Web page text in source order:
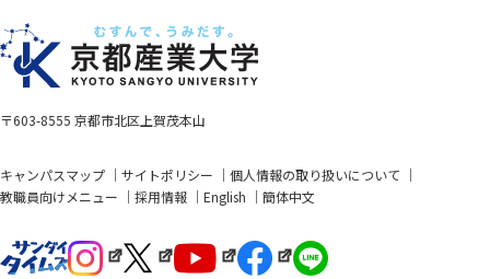
〒603-8555 京都市北区上賀茂本山
キャンパスマップ サイトポリシー
個人情報の取り扱いについて
教職員向けメニュー
採用情報 English 簡体中文